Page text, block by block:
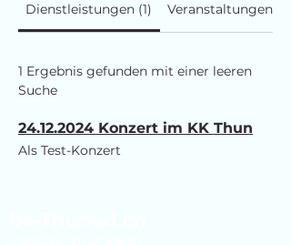
Dienstleistungen (1) Veranstaltungen (1)
1 Ergebnis gefunden mit einer leeren
Suche
24.12.2024 Konzert im KK Thun
Als Test-Konzert